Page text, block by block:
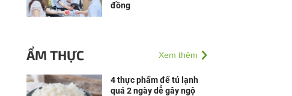
đồng
ẨM THỰC Xem thêm
4 thực phẩm để tủ lạnh
quá 2 ngày dễ gây ngộ